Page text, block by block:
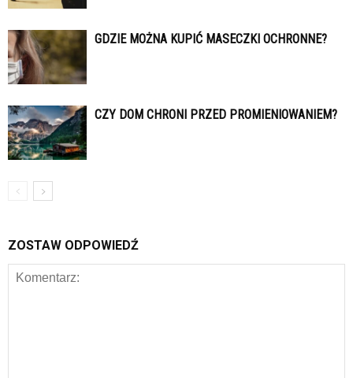
GDZIE MOŻNA KUPIĆ MASECZKI OCHRONNE?
CZY DOM CHRONI PRZED PROMIENIOWANIEM?
ZOSTAW ODPOWIEDŹ